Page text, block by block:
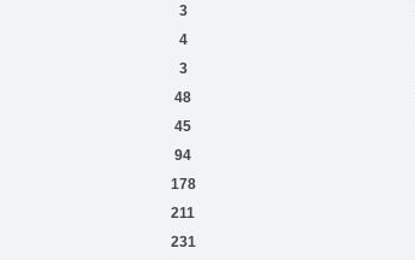
3
4
3
48
45
94
178
211
231